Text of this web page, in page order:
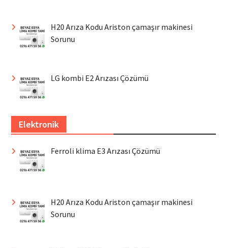
H20 Arıza Kodu Ariston çamaşır makinesi
Sorunu
LG kombi E2 Arızası Çözümü
Elektronik
Ferroli klima E3 Arızası Çözümü
H20 Arıza Kodu Ariston çamaşır makinesi
Sorunu